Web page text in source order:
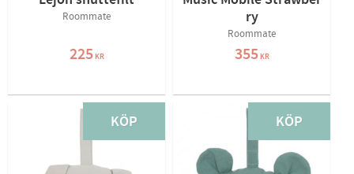
Roommate
225KR
ry
Roommate
355KR
KÖP KÖP